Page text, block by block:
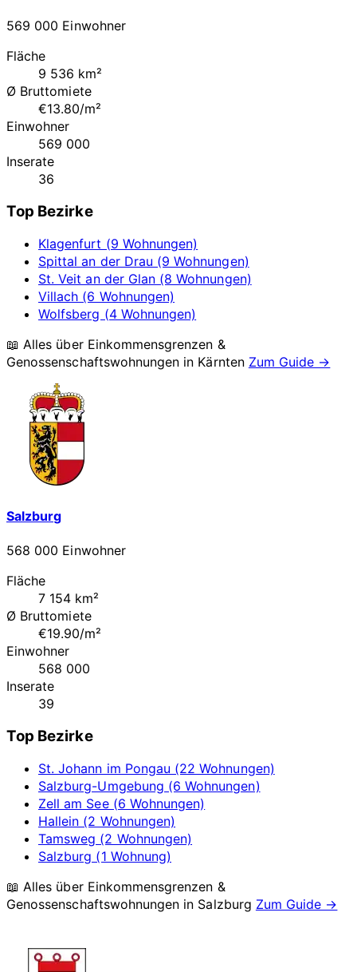
569 000 Einwohner
Fläche
9 536 km²
Ø Bruttomiete
€13.80/m²
Einwohner
569 000
Inserate
36
Top Bezirke
Klagenfurt (9 Wohnungen)
Spittal an der Drau (9 Wohnungen)
St. Veit an der Glan (8 Wohnungen)
Villach (6 Wohnungen)
Wolfsberg (4 Wohnungen)
📖 Alles über Einkommensgrenzen &
Genossenschaftswohnungen in Kärnten Zum Guide →
Salzburg
568 000 Einwohner
Fläche
7 154 km²
Ø Bruttomiete
€19.90/m²
Einwohner
568 000
Inserate
39
Top Bezirke
St. Johann im Pongau (22 Wohnungen)
Salzburg-Umgebung (6 Wohnungen)
Zell am See (6 Wohnungen)
Hallein (2 Wohnungen)
Tamsweg (2 Wohnungen)
Salzburg (1 Wohnung)
📖 Alles über Einkommensgrenzen &
Genossenschaftswohnungen in Salzburg Zum Guide →